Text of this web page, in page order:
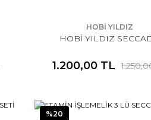
HOBİ YILDIZ
HOBİ YILDIZ
1.200,00 TL
%20